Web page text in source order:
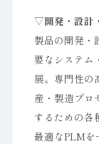
▽開発・設計
製品の開発・
要なシステム
展。専門性の
産・製造プロ
するための各
最適なPLMを